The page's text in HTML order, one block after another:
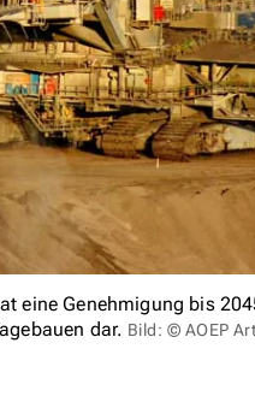
eine Genehmigung bis
dar. Bild: © AOEP